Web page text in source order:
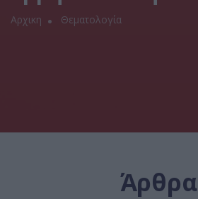
Αρχικη Θεματολογία
Άρθρα